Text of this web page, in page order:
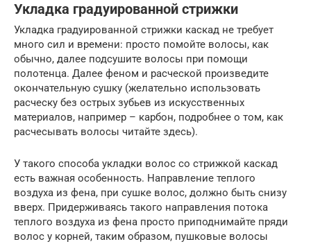
Укладка градуированной стрижки
Укладка градуированной стрижки каскад не требует
много сил и времени: просто помойте волосы, как
обычно, далее подсушите волосы при помощи
полотенца. Далее феном и расческой произведите
окончательную сушку (желательно использовать
расческу без острых зубьев из искусственных
материалов, например – карбон, подробнее о том, как
расчесывать волосы читайте здесь).
У такого способа укладки волос со стрижкой каскад
есть важная особенность. Направление теплого
воздуха из фена, при сушке волос, должно быть снизу
вверх. Придерживаясь такого направления потока
теплого воздуха из фена просто приподнимайте пряди
волос у корней, таким образом, пушковые волосы